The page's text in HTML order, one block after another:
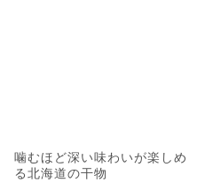
噛むほど深い味わいが楽しめ
る北海道の干物